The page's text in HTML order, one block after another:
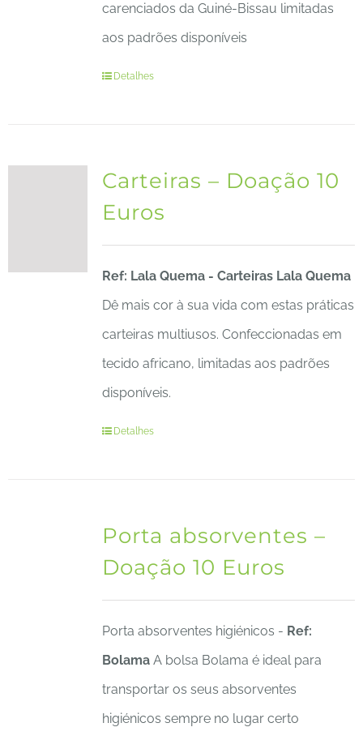
carenciados da Guiné-Bissau limitadas
aos padrões disponíveis
Detalhes
Carteiras – Doação 10
Euros
Ref: Lala Quema - Carteiras Lala Quema
Dê mais cor à sua vida com estas práticas
carteiras multiusos. Confeccionadas em
tecido africano, limitadas aos padrões
disponíveis.
Detalhes
Porta absorventes –
Doação 10 Euros
Porta absorventes higiénicos - Ref:
BolamaA bolsa Bolama é ideal para
transportar os seus absorventes
higiénicos sempre no lugar certo